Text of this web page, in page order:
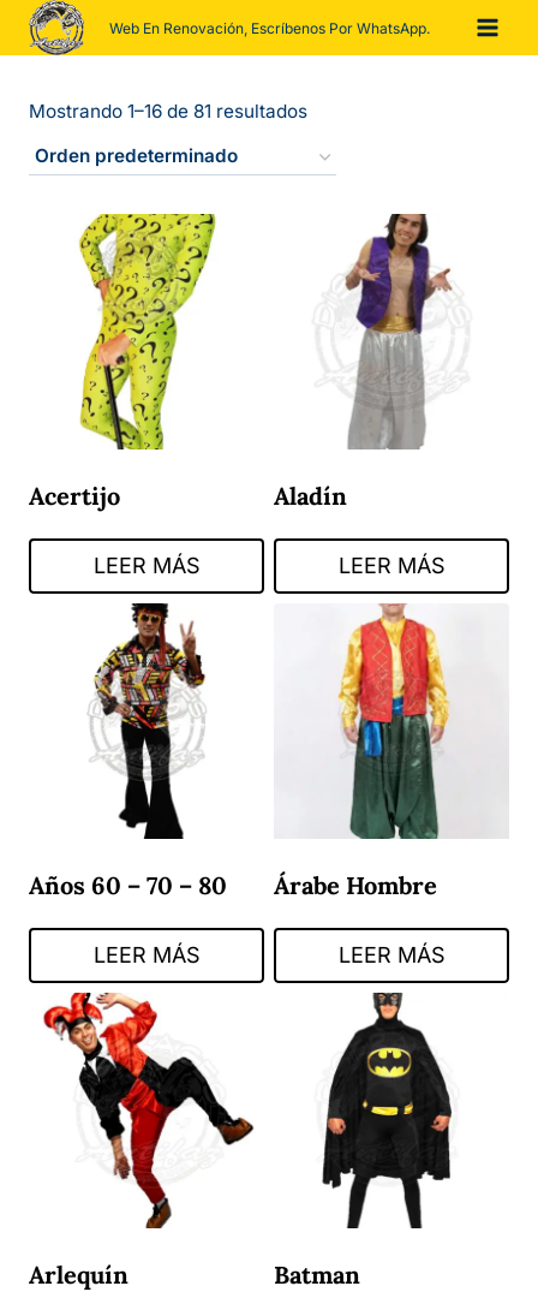
Saltar
Web En Renovación, Escríbenos Por WhatsApp.
Mostrando 1–16 de 81 resultados
Acertijo
LEER MÁS
Aladín
LEER MÁS
Años 60 – 70 – 80
LEER MÁS
Árabe Hombre
LEER MÁS
Arlequín Batman